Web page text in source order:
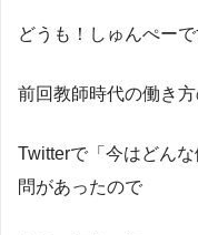
どうも！しゅんぺーで
前回教師時代の働き
Twitterで「今はどん
問があったので